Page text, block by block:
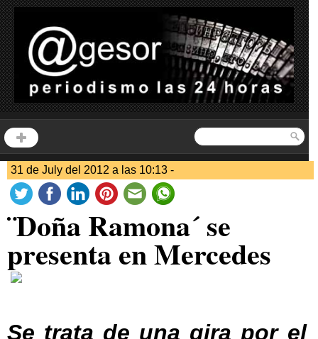
31 de July del 2012 a las 10:13 -
¨Doña Ramona´ se
presenta en Mercedes
Se trata de una gira por el